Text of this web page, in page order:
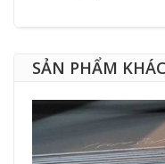
SẢN PHẨM KHÁC